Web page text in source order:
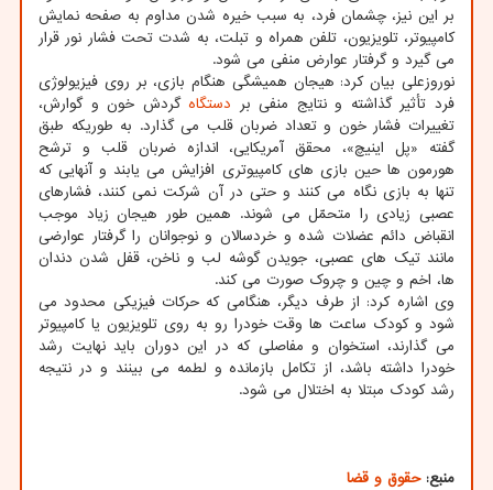
بر این نیز، چشمان فرد، به سبب خیره شدن مداوم به صفحه نمایش
کامپیوتر، تلویزیون، تلفن همراه و تبلت، به شدت تحت فشار نور قرار
می گیرد و گرفتار عوارض منفی می شود.
نوروزعلی بیان کرد: هیجان همیشگی هنگام بازی، بر روی فیزیولوژی
فرد تأثیر گذاشته و نتایج منفی بر دستگاه گردش خون و گوارش،
تغییرات فشار خون و تعداد ضربان قلب می گذارد. به طوریکه طبق
گفته «پل اینیچ»، محقق آمریکایی، اندازه ضربان قلب و ترشح
هورمون ها حین بازی های کامپیوتری افزایش می یابند و آنهایی که
تنها به بازی نگاه می کنند و حتی در آن شرکت نمی کنند، فشارهای
عصبی زیادی را متحمّل می شوند. همین طور هیجان زیاد موجب
انقباض دائم عضلات شده و خردسالان و نوجوانان را گرفتار عوارضی
مانند تیک های عصبی، جویدن گوشه لب و ناخن، قفل شدن دندان
ها، اخم و چین و چروک صورت می کند.
وی اشاره کرد: از طرف دیگر، هنگامی که حرکات فیزیکی محدود می
شود و کودک ساعت ها وقت خودرا رو به روی تلویزیون یا کامپیوتر
می گذارند، استخوان و مفاصلی که در این دوران باید نهایت رشد
خودرا داشته باشد، از تکامل بازمانده و لطمه می بینند و در نتیجه
رشد کودک مبتلا به اختلال می شود.
منبع:حقوق و قضا